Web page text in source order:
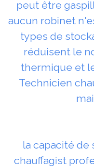
peut être
aucun robinet
types de
réduisent le
thermique et
Technicien
la capacité de
chauffagist